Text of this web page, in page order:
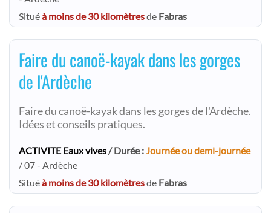
Situéà moins de 30 kilomètresde Fabras
Faire du canoë-kayak dans les gorges
de l'Ardèche
Faire du canoë-kayak dans les gorges de l'Ardèche.
Idées et conseils pratiques.
ACTIVITE Eaux vives/ Durée :Journée ou demi-journée
/ 07 - Ardèche
Situéà moins de 30 kilomètresde Fabras